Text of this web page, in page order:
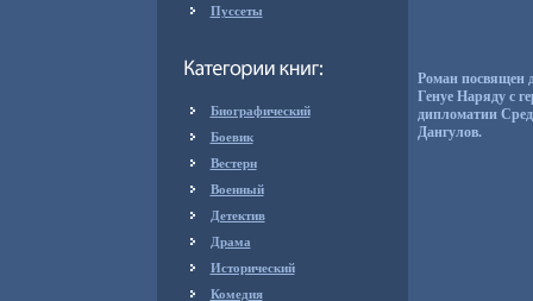
Пуссеты
Биографический
Боевик
Вестерн
Военный
Детектив
Драма
Исторический
Комедия
Роман посвящен
Генуе Наряду с
дипломатии
Дангулов.